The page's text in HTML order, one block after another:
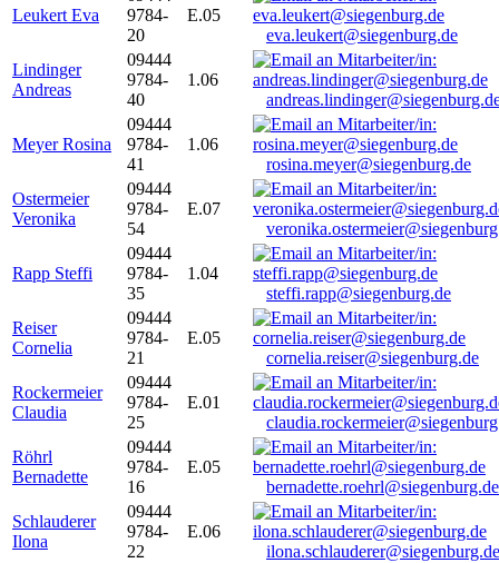
Leukert Eva
9784-
20
E.05
eva.leukert@siegenburg.de
Lindinger
Andreas
09444
9784-
40
1.06
Meyer Rosina
09444
9784-
41
1.06
rosina.meyer@siegenburg.de
Ostermeier
Veronika
09444
9784-
54
E.07
Rapp Steffi
09444
9784-
35
1.04
steffi.rapp@siegenburg.de
Reiser
Cornelia
09444
9784-
21
E.05
cornelia.reiser@siegenburg.de
Rockermeier
Claudia
09444
9784-
25
E.01
Röhrl
Bernadette
09444
9784-
16
E.05
bernadette.roehrl@siegenburg.de
Schlauderer
Ilona
09444
9784-
22
E.06
ilona.schlauderer@siegenburg.de